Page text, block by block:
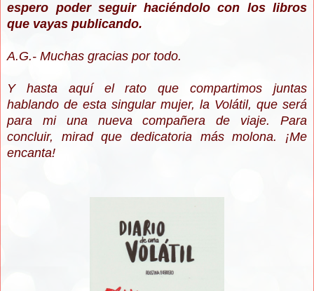
espero poder seguir haciéndolo con los libros
que vayas publicando.
A.G.- Muchas gracias por todo.
Y hasta aquí el rato que compartimos juntas
hablando de esta singular mujer, la Volátil, que será
para mi una nueva compañera de viaje. Para
concluir, mirad que dedicatoria más molona. ¡Me
encanta!